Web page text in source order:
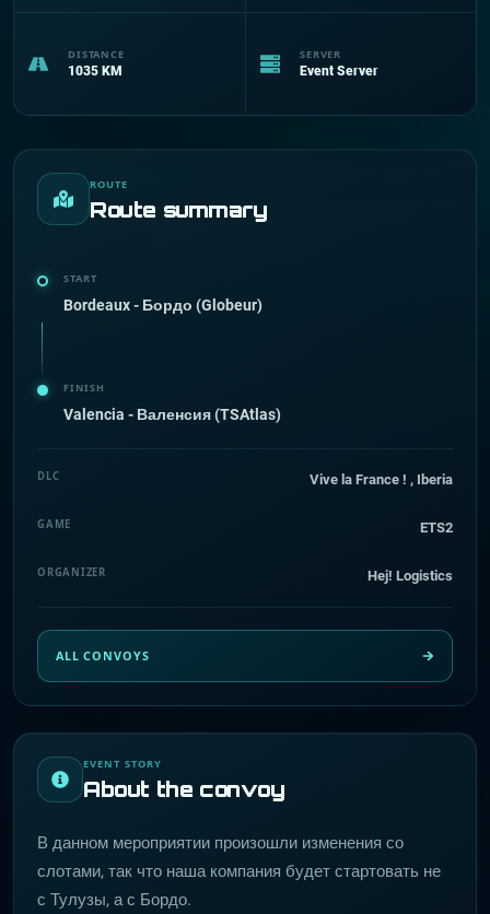
DISTANCE
1035 KM
SERVER
Event Server
EVENT STORY
About the convoy
В данном мероприятии произошли изменения со
слотами, так что наша компания будет стартовать не
с Тулузы, а с Бордо.
ROUTE
Route summary
START
Bordeaux - Бордо (Globeur)
FINISH
Valencia - Валенсия (TSAtlas)
DLC Vive la France ! , Iberia
GAME ETS2
ORGANIZER Hej! Logistics
ALL CONVOYS